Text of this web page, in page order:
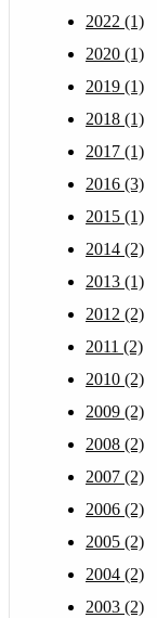
2022 (1)
2020 (1)
2019 (1)
2018 (1)
2017 (1)
2016 (3)
2015 (1)
2014 (2)
2013 (1)
2012 (2)
2011 (2)
2010 (2)
2009 (2)
2008 (2)
2007 (2)
2006 (2)
2005 (2)
2004 (2)
2003 (2)